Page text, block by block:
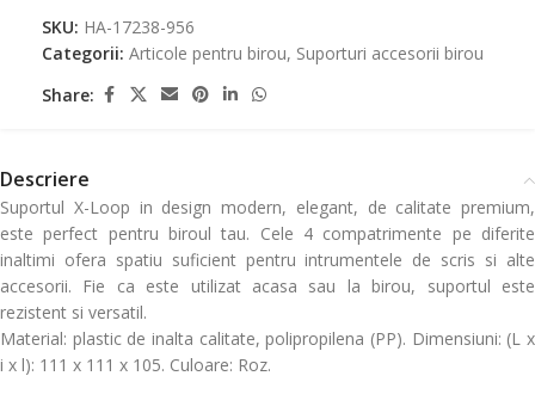
SKU: HA-17238-956
Categorii: Articole pentru birou, Suporturi accesorii birou
Share:
Descriere
Suportul X-Loop in design modern, elegant, de calitate premium,
este perfect pentru biroul tau. Cele 4 compatrimente pe diferite
inaltimi ofera spatiu suficient pentru intrumentele de scris si alte
accesorii. Fie ca este utilizat acasa sau la birou, suportul este
rezistent si versatil.
Material: plastic de inalta calitate, polipropilena (PP). Dimensiuni: (L x
i x l): 111 x 111 x 105. Culoare: Roz.